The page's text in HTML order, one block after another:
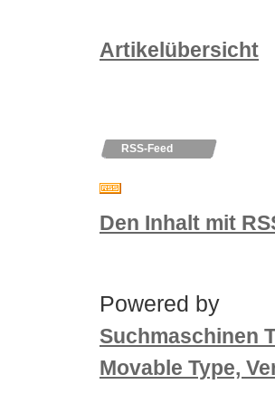
Artikelübersicht
RSS-Feed
Den Inhalt mit
Powered by
Suchmaschinen
Movable Type,